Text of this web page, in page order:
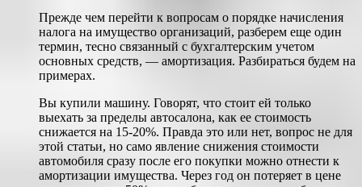
Прежде чем перейти к вопросам о порядке начисления
налога на имущество организаций, разберем еще один
термин, тесно связанный с бухгалтерским учетом
основных средств, — амортизация. Разбираться будем на
примерах.
Вы купили машину. Говорят, что стоит ей только
выехать за пределы автосалона, как ее стоимость
снижается на 15-20%. Правда это или нет, вопрос не для
этой статьи, но само явление снижения стоимости
автомобиля сразу после его покупки можно отнести к
амортизации имущества. Через год он потеряет в цене